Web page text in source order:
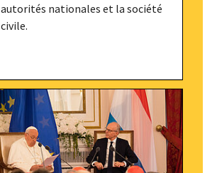
autorités nationales et la société
civile.